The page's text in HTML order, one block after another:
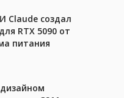
Claude создал
RTX 5090 от
питания